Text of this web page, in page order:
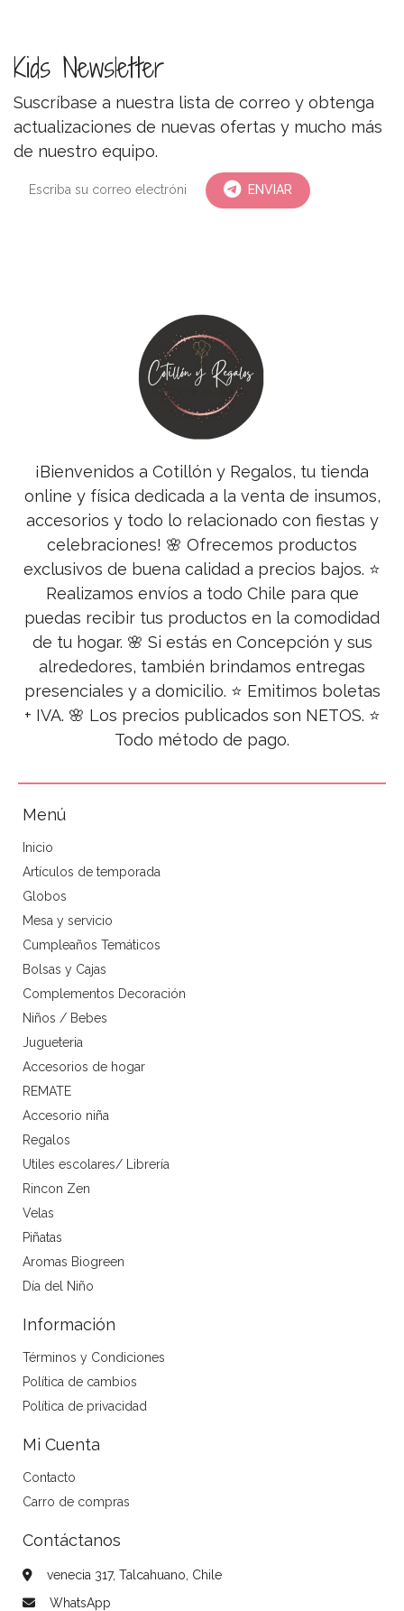
Kids Newsletter
Suscríbase a nuestra lista de correo y obtenga
actualizaciones de nuevas ofertas y mucho más
de nuestro equipo.
ENVIAR
¡Bienvenidos a Cotillón y Regalos, tu tienda
online y física dedicada a la venta de insumos,
accesorios y todo lo relacionado con fiestas y
celebraciones! 🌸 Ofrecemos productos
exclusivos de buena calidad a precios bajos. ⭐
Realizamos envíos a todo Chile para que
puedas recibir tus productos en la comodidad
de tu hogar. 🌸 Si estás en Concepción y sus
alrededores, también brindamos entregas
presenciales y a domicilio. ⭐ Emitimos boletas
+ IVA. 🌸 Los precios publicados son NETOS. ⭐
Todo método de pago.
Menú
Inicio
Artículos de temporada
Globos
Mesa y servicio
Cumpleaños Temáticos
Bolsas y Cajas
Complementos Decoración
Niños / Bebes
Jugueteria
Accesorios de hogar
REMATE
Accesorio niña
Regalos
Utiles escolares/ Librería
Rincon Zen
Velas
Piñatas
Aromas Biogreen
Día del Niño
Información
Términos y Condiciones
Política de cambios
Política de privacidad
Mi Cuenta
Contacto
Carro de compras
Contáctanos
venecia 317, Talcahuano, Chile
WhatsApp